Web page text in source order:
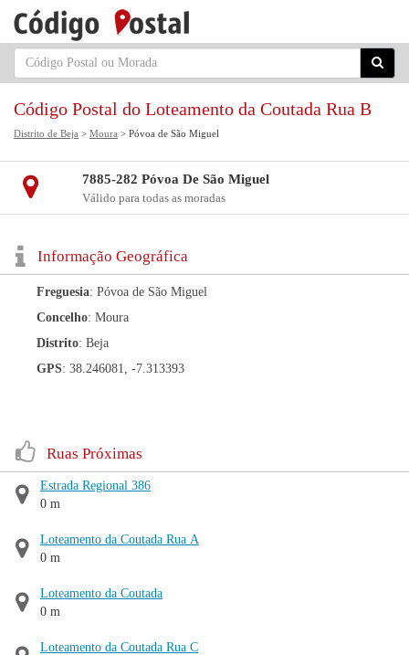
Código Postal do Loteamento da Coutada Rua B
Distrito de Beja > Moura > Póvoa de São Miguel
7885-282 Póvoa De São Miguel
Válido para todas as moradas
Informação Geográfica
Freguesia: Póvoa de São Miguel
Concelho: Moura
Distrito: Beja
GPS: 38.246081, -7.313393
Ruas Próximas
Estrada Regional 386
0 m
Loteamento da Coutada Rua A
0 m
Loteamento da Coutada
0 m
Loteamento da Coutada Rua C